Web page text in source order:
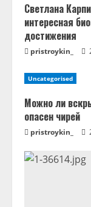
Светлана
интересная
достижения
pristroykin_
Uncategorised
Можно ли
опасен чирей
pristroykin_